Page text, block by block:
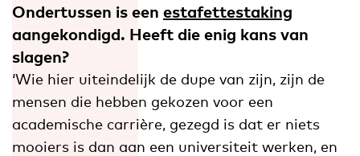
Ondertussen is een estafettestaking
aangekondigd. Heeft die enig kans van
slagen?
‘Wie hier uiteindelijk de dupe van zijn, zijn de
mensen die hebben gekozen voor een
academische carrière, gezegd is dat er niets
mooiers is dan aan een universiteit werken, en